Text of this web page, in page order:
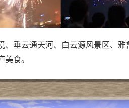
、垂云通天河、白云源风景区、
食。